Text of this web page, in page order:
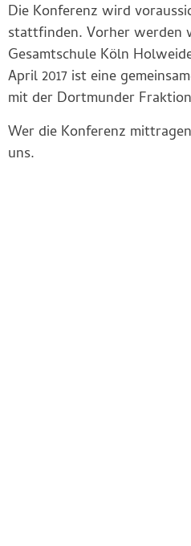
Die Konferenz wird
stattfinden. Vorher werden
Gesamtschule Köln
April 2017 ist eine
mit der Dortmunder
Wer die Konferenz
uns.